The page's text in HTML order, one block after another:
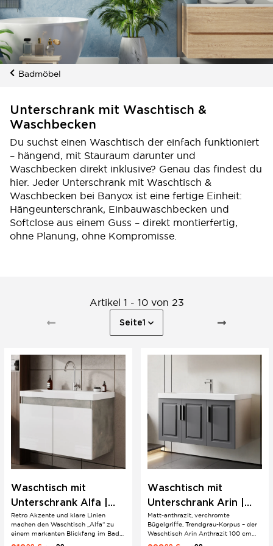
Badmöbel
Unterschrank mit Waschtisch &
Waschbecken
Du suchst einen Waschtisch der einfach funktioniert
– hängend, mit Stauraum darunter und
Waschbecken direkt inklusive? Genau das findest du
hier. Jeder Unterschrank mit Waschtisch &
Waschbecken bei Banyox ist eine fertige Einheit:
Hängeunterschrank, Einbauwaschbecken und
Softclose aus einem Guss – direkt montierfertig,
ohne Planung, ohne Kompromisse.
Artikel 1 - 10 von 23
Seite1
Waschtisch mit
Unterschrank Alfa |
Retro Stil | Einbau
Waschbecken
Retro Akzente und klare Linien
machen den Waschtisch „Alfa“ zu
einem markanten Blickfang im Bad.
Waschtisch mit
Unterschrank Arin |
100 cm | Anthrazit |
Landhausstil
Matt-anthrazit, verchromte
Bügelgriffe, Trendgrau-Korpus – der
Waschtisch Arin Anthrazit 100 cm